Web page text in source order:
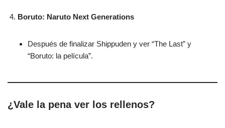
Boruto: Naruto Next Generations
Después de finalizar Shippuden y ver “The Last” y
“Boruto: la película”.
¿Vale la pena ver los rellenos?